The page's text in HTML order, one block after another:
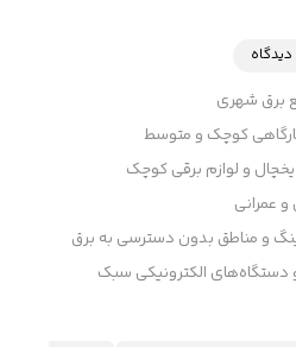
برق شهری
کوچک و متوسط
یخچال و لوازم برقی کوچک
عمرانی
و مناطق بدون دسترسی به برق
دستگاه‌های الکترونیکی سبک